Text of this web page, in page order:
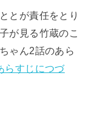
とが責任をとり
が見る竹蔵のこ
ゃん2話のあら
らすじにつづ